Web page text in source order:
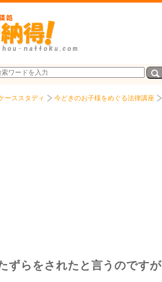
ーススタディ 今どきのお子様をめぐる法律講座
ずらをされたと言うのですが